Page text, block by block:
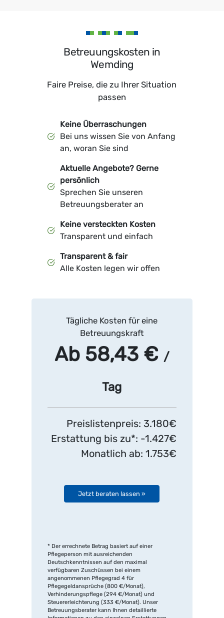
Betreuungskosten in
Wemding
Faire Preise, die zu Ihrer Situation
passen
Keine Überraschungen
Bei uns wissen Sie von Anfang
an, woran Sie sind
Aktuelle Angebote? Gerne
persönlich
Sprechen Sie unseren
Betreuungsberater an
Keine versteckten Kosten
Transparent und einfach
Transparent & fair
Alle Kosten legen wir offen
Tägliche Kosten für eine
Betreuungskraft
Ab 58,43 € /
Tag
Preislistenpreis: 3.180€
Erstattung bis zu*: -1.427€
Monatlich ab: 1.753€
Jetzt beraten lassen »
* Der errechnete Betrag basiert auf einer
Pflegeperson mit ausreichenden
Deutschkenntnissen auf den maximal
verfügbaren Zuschüssen bei einem
angenommenen Pflegegrad 4 für
Pflegegeldansprüche (800 €/Monat),
Verhinderungspflege (294 €/Monat) und
Steuererleichterung (333 €/Monat). Unser
Betreuungsberater kann Ihnen detaillierte